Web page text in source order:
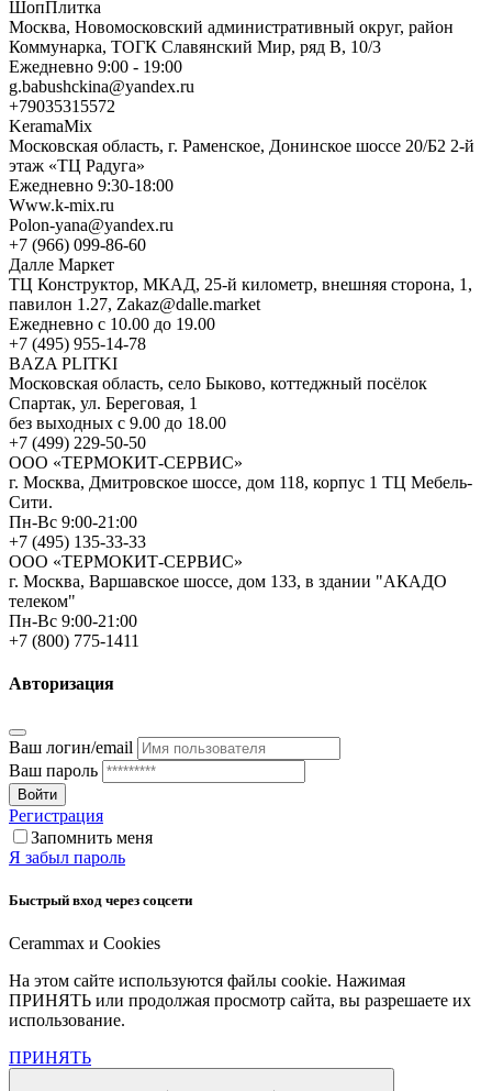
ШопПлитка
Москва, Новомосковский административный округ, район
Коммунарка, ТОГК Славянский Мир, ряд В, 10/3
Ежедневно 9:00 - 19:00
g.babushckina@yandex.ru
+79035315572
KeramaMix
Московская область, г. Раменское, Донинское шоссе 20/Б2 2-й
этаж «ТЦ Радуга»
Ежедневно 9:30-18:00
Www.k-mix.ru
Polon-yana@yandex.ru
+7 (966) 099-86-60
Далле Маркет
ТЦ Конструктор, МКАД, 25-й километр, внешняя сторона, 1,
павилон 1.27, Zakaz@dalle.market
Ежедневно с 10.00 до 19.00
+7 (495) 955-14-78
BAZA PLITKI
Московская область, село Быково, коттеджный посёлок
Спартак, ул. Береговая, 1
без выходных с 9.00 до 18.00
+7 (499) 229-50-50
ООО «ТЕРМОКИТ-СЕРВИС»
г. Москва, Дмитровское шоссе, дом 118, корпус 1 ТЦ Мебель-
Сити.
Пн-Вс 9:00-21:00
+7 (495) 135-33-33
ООО «ТЕРМОКИТ-СЕРВИС»
г. Москва, Варшавское шоссе, дом 133, в здании "АКАДО
телеком"
Пн-Вс 9:00-21:00
+7 (800) 775-1411
Авторизация
Ваш логин/email
Ваш пароль
Войти
Регистрация
Запомнить меня
Я забыл пароль
Быстрый вход через соцсети
Cerammax и Cookies
На этом сайте используются файлы cookie. Нажимая
ПРИНЯТЬ или продолжая просмотр сайта, вы разрешаете их
использование.
ПРИНЯТЬ